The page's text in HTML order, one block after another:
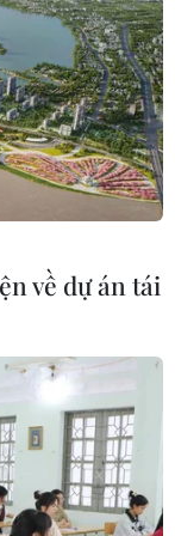
đảm bảo an
lực, tạo
về dự án tái